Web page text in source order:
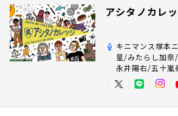
アシタノカレ
キニマンス塚本
星/みたらし加
永井陽右/五十嵐